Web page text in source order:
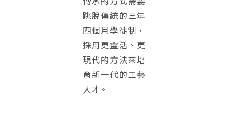
跳脫傳統的三年
四個月學徒制，
採用更靈活、更
現代的方法來培
育新一代的工藝
人才。